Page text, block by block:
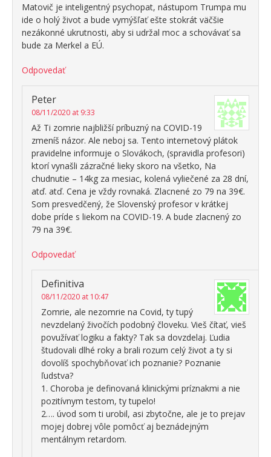
Matovič je inteligentný psychopat, nástupom Trumpa mu
ide o holý život a bude vymýšľať ešte stokrát väčšie
nezákonné ukrutnosti, aby si udržal moc a schovávať sa
bude za Merkel a EÚ.
Odpovedať
Peter
08/11/2020 at 9:33
Až Ti zomrie najbližší príbuzný na COVID-19
zmeníš názor. Ale neboj sa. Tento internetový plátok
pravidelne informuje o Slovákoch, (spravidla profesori)
ktorí vynašli zázračné lieky skoro na všetko, Na
chudnutie – 14kg za mesiac, kolená vyliečené za 28 dní,
atď. atď. Cena je vždy rovnaká. Zlacnené zo 79 na 39€.
Som presvedčený, že Slovenský profesor v krátkej
dobe príde s liekom na COVID-19. A bude zlacnený zo
79 na 39€.
Odpovedať
Definitiva
08/11/2020 at 10:47
Zomrie, ale nezomrie na Covid, ty tupý
nevzdelaný živočích podobný človeku. Vieš čítať, vieš
povužívať logiku a fakty? Tak sa dovzdelaj. Ľudia
študovali dlhé roky a brali rozum celý život a ty si
dovolíš spochybňovať ich poznanie? Poznanie
ľudstva?
1. Choroba je definovaná klinickými príznakmi a nie
pozitívnym testom, ty tupelo!
2…. úvod som ti urobil, asi zbytočne, ale je to prejav
mojej dobrej vôle pomôcť aj beznádejným
mentálnym retardom.